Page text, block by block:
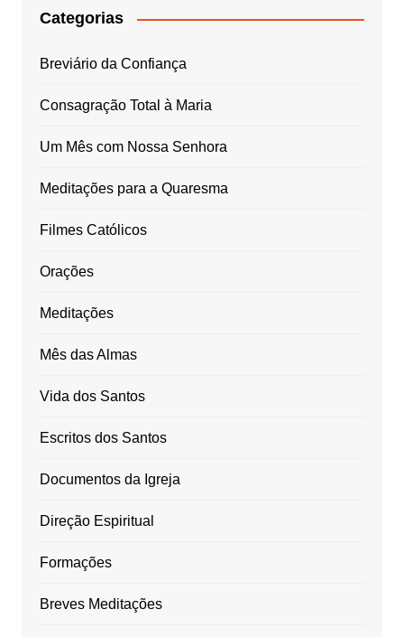
Categorias
Breviário da Confiança
Consagração Total à Maria
Um Mês com Nossa Senhora
Meditações para a Quaresma
Filmes Católicos
Orações
Meditações
Mês das Almas
Vida dos Santos
Escritos dos Santos
Documentos da Igreja
Direção Espiritual
Formações
Breves Meditações